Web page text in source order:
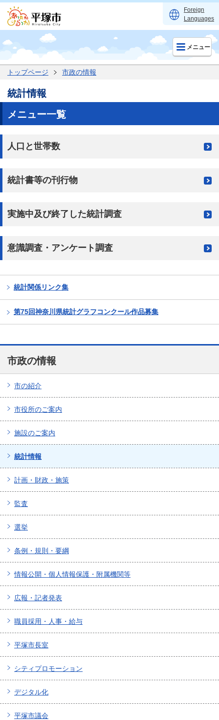
Foreign
Languages
メニュー
トップページ 市政の情報
統計情報
メニュー一覧
人口と世帯数
統計書等の刊行物
実施中及び終了した統計調査
意識調査・アンケート調査
統計関係リンク集
第75回神奈川県統計グラフコンクール作品募集
市政の情報
市の紹介
市役所のご案内
施設のご案内
統計情報
計画・財政・施策
監査
選挙
条例・規則・要綱
情報公開・個人情報保護・附属機関等
広報・記者発表
職員採用・人事・給与
平塚市長室
シティプロモーション
デジタル化
平塚市議会